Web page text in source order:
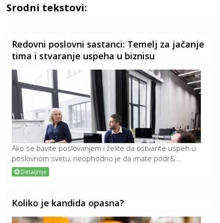
Srodni tekstovi:
Redovni poslovni sastanci: Temelj za jačanje
tima i stvaranje uspeha u biznisu
Ako se bavite poslovanjem i želite da ostvarite uspeh u
poslovnom svetu, neophodno je da imate podr&...
Detaljnije
Koliko je kandida opasna?